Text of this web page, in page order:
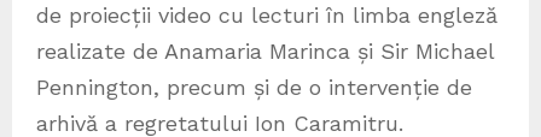
de proiecții video cu lecturi în limba engleză
realizate de Anamaria Marinca și Sir Michael
Pennington, precum și de o intervenție de
arhivă a regretatului Ion Caramitru.